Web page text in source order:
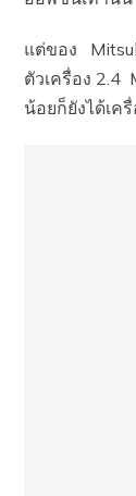
แต่ของ
ตัวเครื่อง 2.4
น้อยก็ยังได้เค